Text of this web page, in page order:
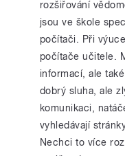
rozšiřování
jsou ve škole
počítači. Při
počítače učitele.
informací, ale
dobrý sluha, ale
komunikaci,
vyhledávají
Nechci to více